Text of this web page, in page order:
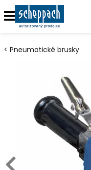
Pneumatické brusky